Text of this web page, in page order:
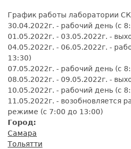
График работы лаборатории
30.04.2022г. - рабочий день (с
01.05.2022г. - 03.05.2022г. -
04.05.2022г. - 06.05.2022г. -
13:30)
07.05.2022г. - рабочий день (с
08.05.2022г. - 09.05.2022г. -
10.05.2022г. - рабочий день (с
11.05.2022г. - возобновляется
режиме (с 7:00 до 13:00)
Город:
Самара
Тольятти